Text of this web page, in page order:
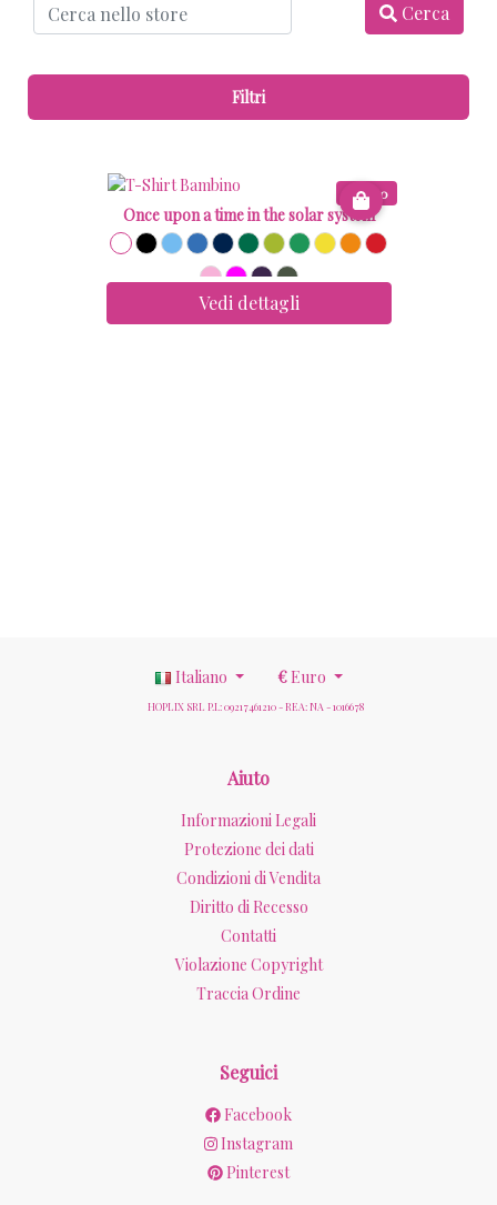
Cerca
€ 12.00
Once upon a time in the solar system
Vedi dettagli
Filtri
Italiano €Euro
HOPLIX SRL P.I.: 09217461210 - REA: NA - 1016678
Aiuto
Informazioni Legali
Protezione dei dati
Condizioni di Vendita
Diritto di Recesso
Contatti
Violazione Copyright
Traccia Ordine
Seguici
Facebook
Instagram
Pinterest